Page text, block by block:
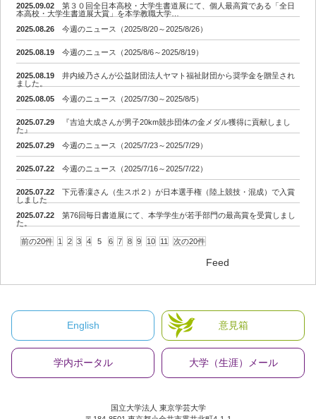
2025.09.02
第３０回全日本高校・大学生書道展にて、個人最高賞である「全日
本高校・大学生書道展大賞」を本学教職大学…
2025.08.26
今週のニュース（2025/8/20～2025/8/26）
2025.08.19 今週のニュース（2025/8/6～2025/8/19）
2025.08.19
井内綾乃さんが公益財団法人ヤマト福祉財団から奨学金を贈呈され
ました。
2025.08.05
今週のニュース（2025/7/30～2025/8/5）
2025.07.29
『吉迫大成さんが男子20km競歩団体の金メダル獲得に貢献しまし
た』
2025.07.29
今週のニュース（2025/7/23～2025/7/29）
2025.07.22 今週のニュース（2025/7/16～2025/7/22）
2025.07.22
下元香凜さん（生スポ２）が日本選手権（陸上競技・混成）で入賞
しました
2025.07.22
第76回毎日書道展にて、本学学生が若手部門の最高賞を受賞しまし
た。
前の20件 1 2 3 4 5 6 7 8 9 10 11 次の20件
Feed
国立大学法人 東京学芸大学
English 意見箱
学内ポータル 大学（生涯）メール